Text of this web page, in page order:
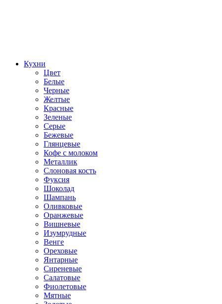
Кухни
Цвет
Белые
Черные
Желтые
Красные
Зеленые
Серые
Бежевые
Глянцевые
Кофе с молоком
Металлик
Слоновая кость
Фуксия
Шоколад
Шампань
Оливковые
Оранжевые
Вишневые
Изумрудные
Венге
Ореховые
Янтарные
Сиреневые
Салатовые
Фиолетовые
Мятные